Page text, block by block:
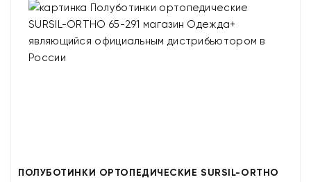
ПОЛУБОТИНКИ ОРТОПЕДИЧЕСКИЕ SURSIL-ORTHO